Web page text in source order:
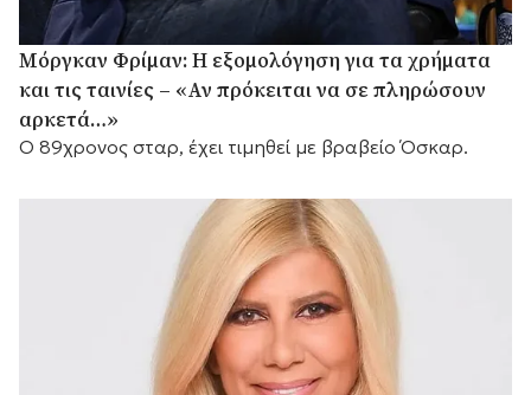
Μόργκαν Φρίμαν: Η εξομολόγηση για τα χρήματα
και τις ταινίες – «Αν πρόκειται να σε πληρώσουν
αρκετά…»
Ο 89χρονος σταρ, έχει τιμηθεί με βραβείο Όσκαρ.